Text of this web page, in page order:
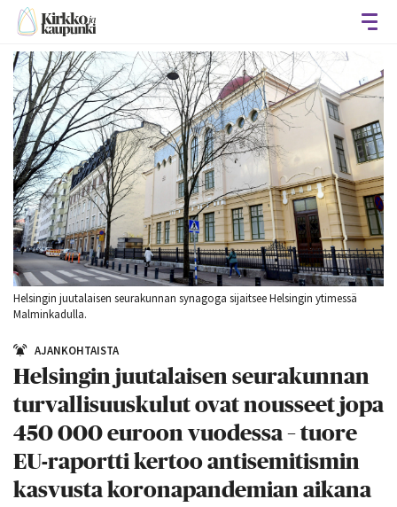
Helsingin juutalaisen seurakunnan synagoga sijaitsee Helsingin ytimessä
Malminkadulla.
AJANKOHTAISTA
Helsingin juutalaisen seurakunnan
turvallisuuskulut ovat nousseet jopa
450 000 euroon vuodessa – tuore
EU-raportti kertoo antisemitismin
kasvusta koronapandemian aikana